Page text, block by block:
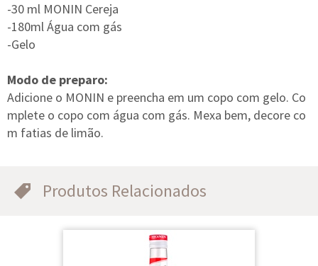
-30 ml MONIN Cereja
-180ml Água com gás
-Gelo
Modo de preparo:
Adicione o MONIN e preencha em um copo com gelo. Co
mplete o copo com água com gás. Mexa bem, decore co
m fatias de limão.
Produtos Relacionados